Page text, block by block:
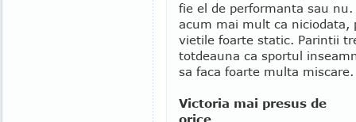
fie el de performanta sau
acum mai mult ca
vietile foarte static. Parintii
totdeauna ca sportul
sa faca foarte multa miscare.
Victoria mai presus de
orice